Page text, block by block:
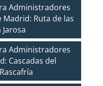
Administradores
Madrid: Ruta de las
Administradores
Cascadas del